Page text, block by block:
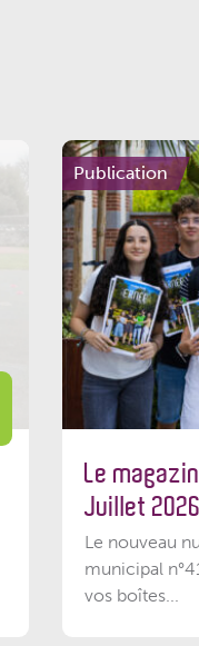
Publication
Le
Juillet 2026
Le nouveau
municipal
vos boîtes...